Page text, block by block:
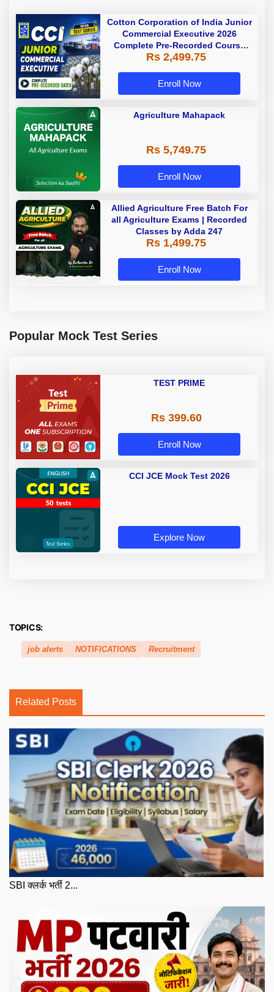
Cotton Corporation of India Junior
Commercial Executive 2026
Complete Pre-Recorded Course
With Test Series By Adda247
Rs 2,499.75
Enroll Now
Agriculture Mahapack
Rs 5,749.75
Enroll Now
Allied Agriculture Free Batch For
all Agriculture Exams | Recorded
Classes by Adda 247
Rs 1,499.75
Enroll Now
Popular Mock Test Series
TEST PRIME
Rs 399.60
Enroll Now
CCI JCE Mock Test 2026
Explore Now
TOPICS:
job alerts NOTIFICATIONS Recruitment
Related Posts
SBI क्लर्क भर्ती 2...